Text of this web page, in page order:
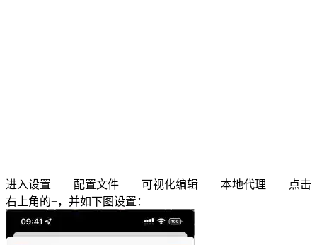
进入设置——配置文件——可视化编辑——本地代理——点击
右上角的+，并如下图设置：